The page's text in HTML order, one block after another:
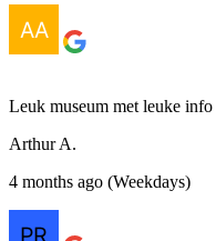
Leuk museum met leuke
Arthur A.
4 months ago (Weekdays)